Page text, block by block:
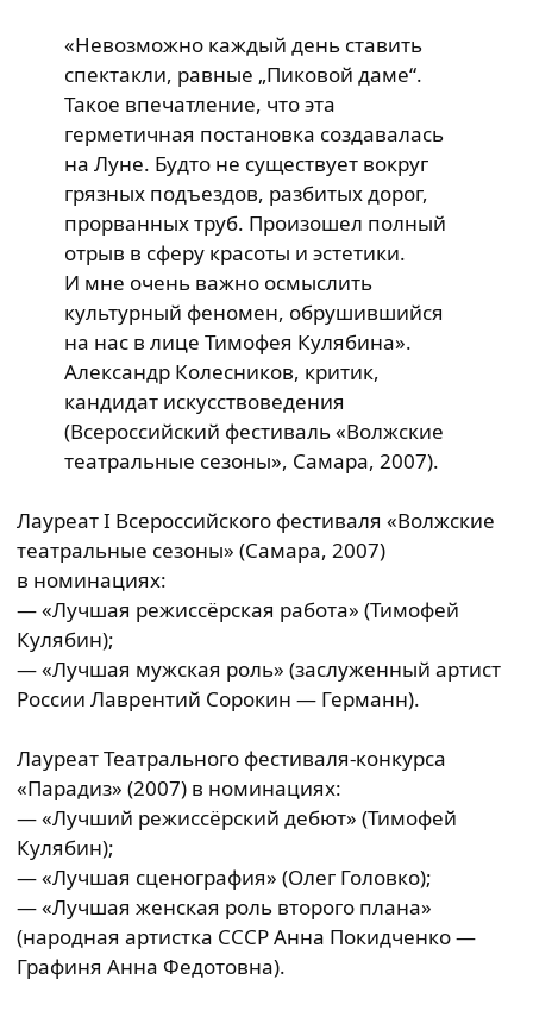
«Невозможно каждый день ставить
спектакли, равные „Пиковой даме“.
Такое впечатление, что эта
герметичная постановка создавалась
на Луне. Будто не существует вокруг
грязных подъездов, разбитых дорог,
прорванных труб. Произошел полный
отрыв в сферу красоты и эстетики.
И мне очень важно осмыслить
культурный феномен, обрушившийся
на нас в лице Тимофея Кулябина».
Александр Колесников, критик,
кандидат искусствоведения
(Всероссийский фестиваль «Волжские
театральные сезоны», Самара, 2007).
Лауреат I Всероссийского фестиваля «Волжские
театральные сезоны» (Самара, 2007)
в номинациях:
— «Лучшая режиссёрская работа» (Тимофей
Кулябин);
— «Лучшая мужская роль» (заслуженный артист
России Лаврентий Сорокин — Германн).
Лауреат Театрального фестиваля-конкурса
«Парадиз» (2007) в номинациях:
— «Лучший режиссёрский дебют» (Тимофей
Кулябин);
— «Лучшая сценография» (Олег Головко);
— «Лучшая женская роль второго плана»
(народная артистка СССР Анна Покидченко —
Графиня Анна Федотовна).